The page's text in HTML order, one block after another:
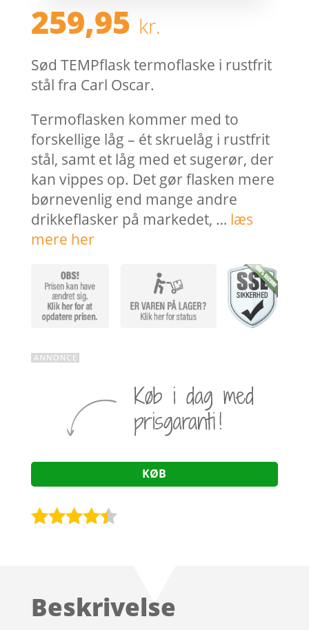
259,95 kr.
Sød TEMPflask termoflaske i rustfrit
stål fra Carl Oscar.
Termoflasken kommer med to
forskellige låg – ét skruelåg i rustfrit
stål, samt et låg med et sugerør, der
kan vippes op. Det gør flasken mere
børnevenlig end mange andre
drikkeflasker på markedet, … læs
mere her
KØB
på
Beskrivelse